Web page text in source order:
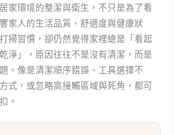
家環境的整潔與衛生，不只是為了看
家人的生活品質、舒適度與健康狀
掃習慣，卻仍然覺得家裡總是「看起
淨」，原因往往不是沒有清潔，而是
。像是清潔順序錯誤、工具選擇不
式，或忽略高接觸區域與死角，都可
。